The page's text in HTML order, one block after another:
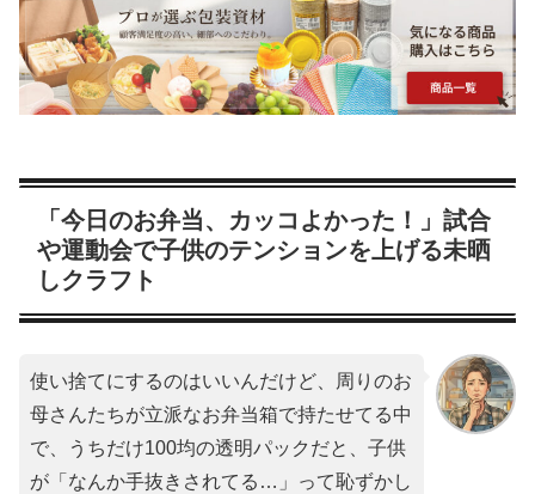
「今日のお弁当、カッコよかった！」試合
や運動会で子供のテンションを上げる未晒
しクラフト
使い捨てにするのはいいんだけど、周りのお
母さんたちが立派なお弁当箱で持たせてる中
で、うちだけ100均の透明パックだと、子供
が「なんか手抜きされてる…」って恥ずかし